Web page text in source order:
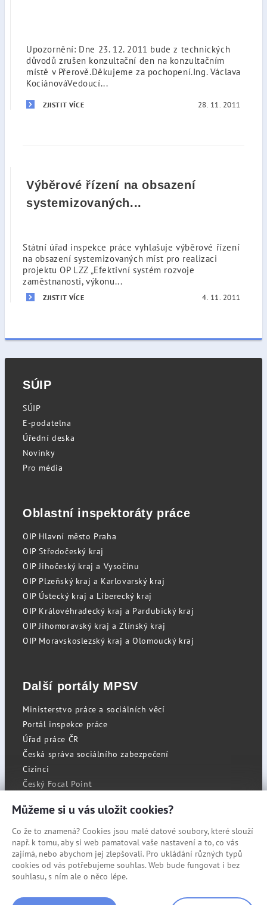
Upozornění: Dne 23. 12. 2011 bude z technických
důvodů zrušen konzultační den na konzultačním
místě v Přerově.Děkujeme za pochopení.Ing. Václava
KociánováVedoucí...
ZJISTIT VÍCE 28. 11. 2011
Výběrové řízení na obsazení
systemizovaných...
Státní úřad inspekce práce vyhlašuje výběrové řízení
na obsazení systemizovaných míst pro realizaci
projektu OP LZZ „Efektivní systém rozvoje
zaměstnanosti, výkonu...
ZJISTIT VÍCE 4. 11. 2011
SÚIP
SÚIP
E-podatelna
Úřední deska
Novinky
Pro média
Oblastní inspektoráty práce
OIP Hlavní město Praha
OIP Středočeský kraj
OIP Jihočeský kraj a Vysočinu
OIP Plzeňský kraj a Karlovarský kraj
OIP Ústecký kraj a Liberecký kraj
OIP Královéhradecký kraj a Pardubický kraj
OIP Jihomoravský kraj a Zlínský kraj
OIP Moravskoslezský kraj a Olomoucký kraj
Další portály MPSV
Ministerstvo práce a sociálních věcí
Portál inspekce práce
Úřad práce ČR
Česká správa sociálního zabezpečení
Cizinci
Český Focal Point
RSS
Cookies
Prohlášení o přístupnosti
Mapa stránek
Můžeme si u vás uložit cookies?
Co že to znamená? Cookies jsou malé datové soubory, které slouží
např. k tomu, aby si web pamatoval vaše nastavení a to, co vás
zajímá, nebo abychom jej zlepšovali. Pro ukládání různých typů
cookies od vás potřebujeme souhlas. Web bude fungovat i bez
souhlasu, s ním ale o něco lépe.